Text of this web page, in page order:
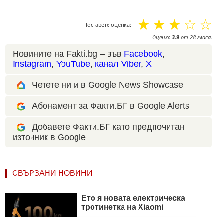
Поставете оценка: ☆
☆
☆
☆
☆
Оценка 3.9 от 28 гласа.
Новините на Fakti.bg – във Facebook,
Instagram, YouTube, канал Viber, X
Четете ни и в Google News Showcase
Абонамент за Факти.БГ в Google Alerts
Добавете Факти.БГ като предпочитан
източник в Google
СВЪРЗАНИ НОВИНИ
Ето я новата електрическа
тротинетка на Xiaomi